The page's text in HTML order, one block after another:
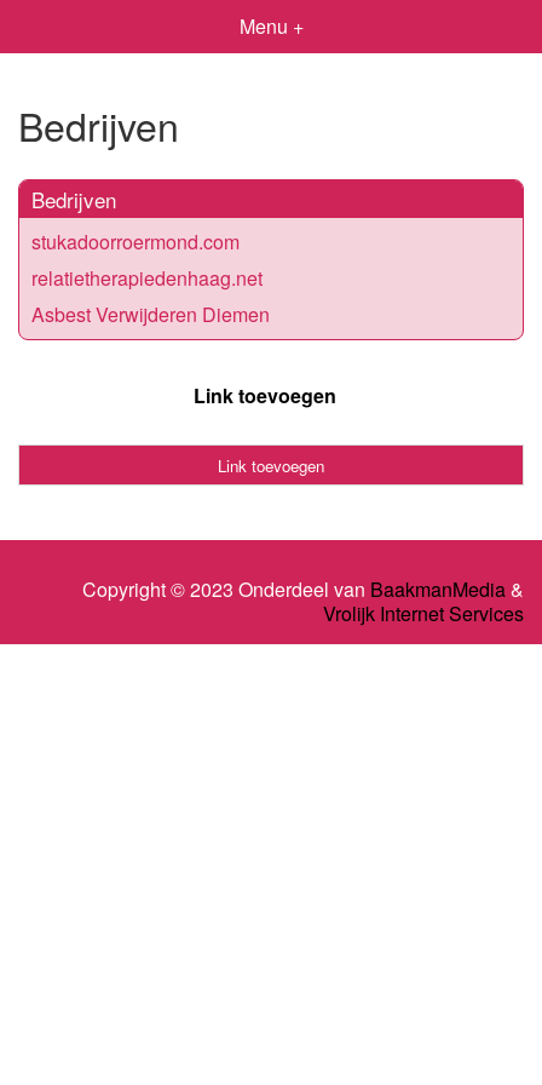
Menu +
Bedrijven
Bedrijven
stukadoorroermond.com
relatietherapiedenhaag.net
Asbest Verwijderen Diemen
Link toevoegen
Link toevoegen
Copyright © 2023 Onderdeel van BaakmanMedia&
Vrolijk Internet Services